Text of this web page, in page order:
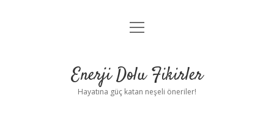
Anasayfa
Yasal Uyarı
menüyü
Enerji Dolu Fikirler
Hayatına güç katan neşeli öneriler!